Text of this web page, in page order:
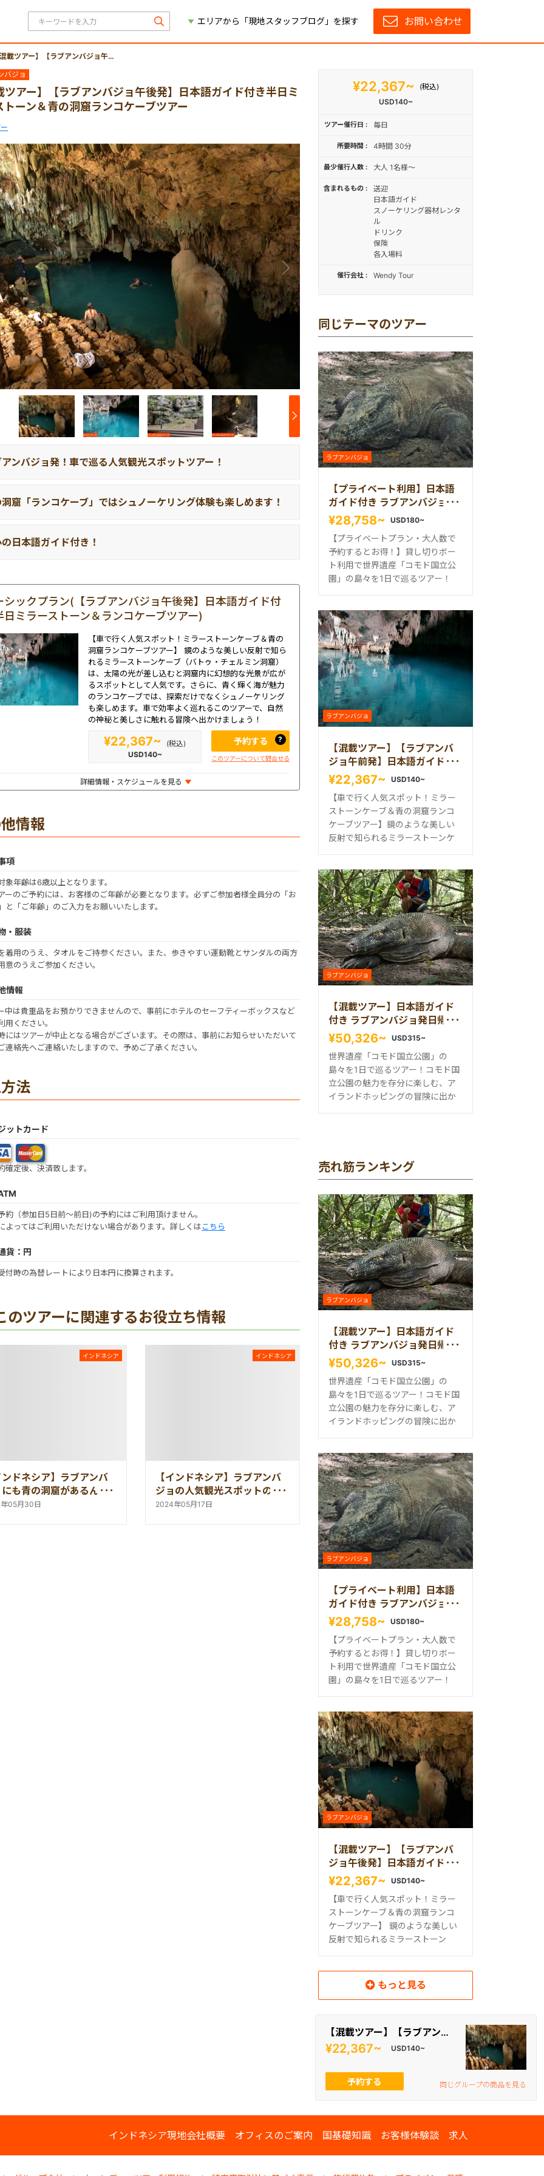
エリアから「現地スタッフブログ」を探す お問い合わせ
ー】【ラブアンバジョ午後発】日本語ガイド付き半日ミラーストーン＆青の洞窟ランコケーブツアー
バジョ
ツアー】【ラブアンバジョ午後発】日本語ガイド付き半日ミ
トーン＆青の洞窟ランコケーブツアー
ンバジョ発！車で巡る人気観光スポットツアー！
窟「ランコケーブ」ではシュノーケリング体験も楽しめます！
日本語ガイド付き！
シックプラン(【ラブアンバジョ午後発】日本語ガイド付
日ミラーストーン＆ランコケーブツアー)
【車で行く人気スポット！ミラーストーンケーブ＆青の
洞窟ランコケーブツアー】 鏡のような美しい反射で知ら
れるミラーストーンケーブ（バトゥ・チェルミン洞窟）
は、太陽の光が差し込むと洞窟内に幻想的な光景が広が
るスポットとして人気です。さらに、青く輝く海が魅力
のランコケーブでは、探索だけでなくシュノーケリング
も楽しめます。車で効率よく巡れるこのツアーで、自然
の神秘と美しさに触れる冒険へ出かけましょう！
¥22,367~
(税込)
USD140~
予約する ?
このツアーについて問合せる
詳細情報・スケジュールを見る
情報
項
象年齢は6歳以上となります。
ーのご予約には、お客様のご年齢が必要となります。必ずご参加者様全員分の「お
と「ご年齢」のご入力をお願いいたします。
・服装
着用のうえ、タオルをご持参ください。また、歩きやすい運動靴とサンダルの両方
意のうえご参加ください。
情報
中は貴重品をお預かりできませんので、事前にホテルのセーフティーボックスなど
用ください。
にはツアーが中止となる場合がございます。その際は、事前にお知らせいただいて
連絡先へご連絡いたしますので、予めご了承ください。
法
ットカード
確定後、決済致します。
約（参加日5日前～前日)の予約にはご利用頂けません。
よってはご利用いただけない場合があります。詳しくはこちら
貨：円
付時の為替レートにより日本円に換算されます。
のツアーに関連するお役立ち情報
インドネシア
ドネシア】ラブアンバ
も青の洞窟があるんで
ランコケーブ」
05月30日
インドネシア
【インドネシア】ラブアンバ
ジョの人気観光スポットの1つ
「ミラーストーンケーブ」
2024年05月17日
¥22,367~
(税込)
USD140~
ツアー催行日 毎日
所要時間 4時間 30分
最少催行人数 大人 1名様～
含まれるもの
送迎
日本語ガイド
スノーケリング器材レンタ
ル
ドリンク
保険
各入場料
催行会社 Wendy Tour
同じテーマのツアー
ラブアンバジョ
【プライベート利用】日本語
ガイド付き ラブアンバジョ発
日帰り コモドツアー
¥28,758~ USD180~
【プライベートプラン・大人数で
予約するとお得！】貸し切りボー
ト利用で世界遺産「コモド国立公
園」の島々を1日で巡るツアー！
ラブアンバジョ
【混載ツアー】【ラブアンバ
ジョ午前発】日本語ガイド付
き半日ミラーストーン＆青の
洞窟ランコケーブツアー
¥22,367~ USD140~
【車で行く人気スポット！ミラー
ストーンケーブ＆青の洞窟ランコ
ケーブツアー】鏡のような美しい
反射で知られるミラーストーンケ
ラブアンバジョ
【混載ツアー】日本語ガイド
付き ラブアンバジョ発日帰り
コモドツアー
¥50,326~ USD315~
世界遺産「コモド国立公園」の
島々を1日で巡るツアー！コモド国
立公園の魅力を存分に楽しむ、ア
イランドホッピングの冒険に出か
売れ筋ランキング
ラブアンバジョ
【混載ツアー】日本語ガイド
付き ラブアンバジョ発日帰り
コモドツアー
¥50,326~ USD315~
世界遺産「コモド国立公園」の
島々を1日で巡るツアー！コモド国
立公園の魅力を存分に楽しむ、ア
イランドホッピングの冒険に出か
ラブアンバジョ
【プライベート利用】日本語
ガイド付き ラブアンバジョ発
日帰り コモドツアー
¥28,758~ USD180~
【プライベートプラン・大人数で
予約するとお得！】貸し切りボー
ト利用で世界遺産「コモド国立公
園」の島々を1日で巡るツアー！
ラブアンバジョ
【混載ツアー】【ラブアンバ
ジョ午後発】日本語ガイド付
き半日ミラーストーン＆青の
洞窟ランコケーブツアー
¥22,367~ USD140~
【車で行く人気スポット！ミラー
ストーンケーブ＆青の洞窟ランコ
ケーブツアー】 鏡のような美しい
反射で知られるミラーストーン
もっと見る
読み込み中
【混載ツアー】【ラブアンバジョ午後発】日本語ガイド付き半日ミラーストーン＆青の洞窟ランコケーブツアー
¥22,367~ USD140~
予約する 同じグループの商品を見る
インドネシア現地会社概要 オフィスのご案内 国基礎知識 お客様体験談 求人